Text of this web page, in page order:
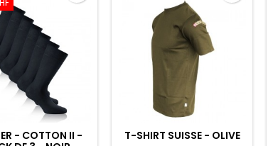
- COTTON II -
T-SHIRT SUISSE - OLIVE